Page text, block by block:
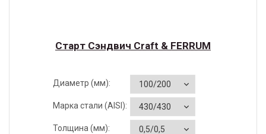
Старт Сэндвич Craft & FERRUM
Диаметр (мм):
Марка стали (AISI):
Толщина (мм):